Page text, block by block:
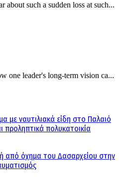
about such a sudden loss at such...
one leader's long-term vision ca...
με ναυτιλιακά είδη στο Παλαιό
προληπτικά πολυκατοικία
από όχημα του Δασαρχείου στην